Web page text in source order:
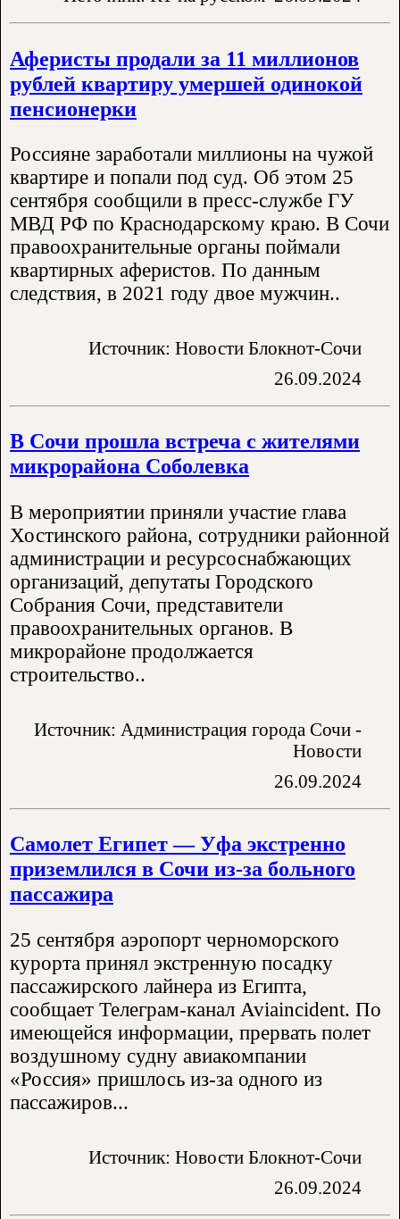
Аферисты продали за 11 миллионов
рублей квартиру умершей одинокой
пенсионерки
Россияне заработали миллионы на чужой
квартире и попали под суд. Об этом 25
сентября сообщили в пресс-службе ГУ
МВД РФ по Краснодарскому краю. В Сочи
правоохранительные органы поймали
квартирных аферистов. По данным
следствия, в 2021 году двое мужчин..
Источник: Новости Блокнот-Сочи
26.09.2024
В Сочи прошла встреча с жителями
микрорайона Соболевка
В мероприятии приняли участие глава
Хостинского района, сотрудники районной
администрации и ресурсоснабжающих
организаций, депутаты Городского
Собрания Сочи, представители
правоохранительных органов. В
микрорайоне продолжается
строительство..
Источник: Администрация города Сочи -
Новости
26.09.2024
Самолет Египет — Уфа экстренно
приземлился в Сочи из-за больного
пассажира
25 сентября аэропорт черноморского
курорта принял экстренную посадку
пассажирского лайнера из Египта,
сообщает Телеграм-канал Aviaincident. По
имеющейся информации, прервать полет
воздушному судну авиакомпании
«Россия» пришлось из-за одного из
пассажиров...
Источник: Новости Блокнот-Сочи
26.09.2024